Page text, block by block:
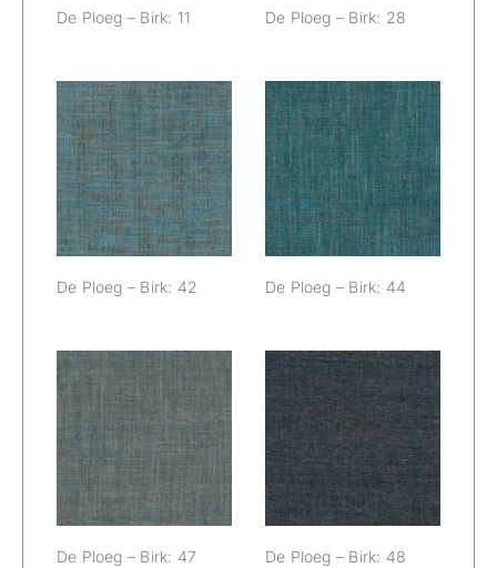
De Ploeg – Birk: 11 De Ploeg – Birk: 28
De Ploeg – Birk:
42
De Ploeg – Birk: 42
De Ploeg – Birk:
44
De Ploeg – Birk: 44
De Ploeg – Birk:
47
De Ploeg – Birk: 47
De Ploeg – Birk:
48
De Ploeg – Birk: 48